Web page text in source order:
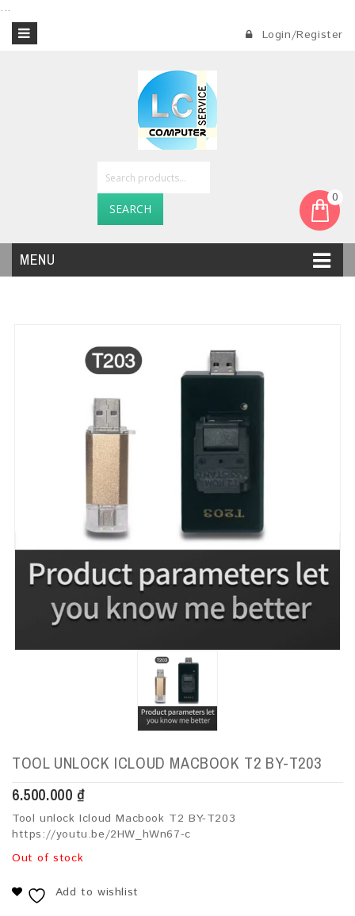
...
Login/Register
0
MENU
SEARCH
TOOL UNLOCK ICLOUD MACBOOK T2 BY-T203
6.500.000 ₫
Tool unlock Icloud Macbook T2 BY-T203
https://youtu.be/2HW_hWn67-c
Out of stock
Add to wishlist